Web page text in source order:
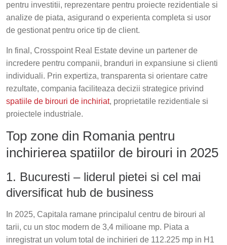
pentru investitii, reprezentare pentru proiecte rezidentiale si
analize de piata, asigurand o experienta completa si usor
de gestionat pentru orice tip de client.
In final, Crosspoint Real Estate devine un partener de
incredere pentru companii, branduri in expansiune si clienti
individuali. Prin expertiza, transparenta si orientare catre
rezultate, compania faciliteaza decizii strategice privind
spatiile de birouri de inchiriat, proprietatile rezidentiale si
proiectele industriale.
Top zone din Romania pentru
inchirierea spatiilor de birouri in 2025
1. Bucuresti – liderul pietei si cel mai
diversificat hub de business
In 2025, Capitala ramane principalul centru de birouri al
tarii, cu un stoc modern de 3,4 milioane mp. Piata a
inregistrat un volum total de inchirieri de 112.225 mp in H1